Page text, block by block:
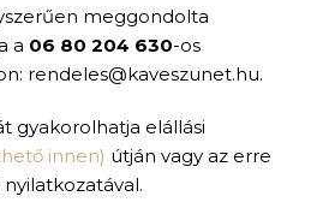
meggondolta
a 06 80 204 630-os
rendeles@kaveszunet.hu.
gyakorolhatja elállási
innen) útján vagy az erre